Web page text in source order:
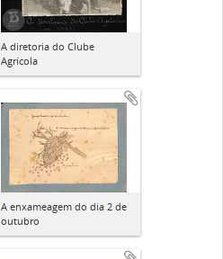
A diretoria do Clube
Agrícola
A enxameagem do dia 2 de
outubro